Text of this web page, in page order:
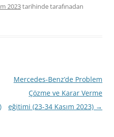
2023tarihindetarafınadan
Mercedes-Benz’de Problem
Çözme ve Karar Verme
eğitimi (23-34 Kasım 2023) →